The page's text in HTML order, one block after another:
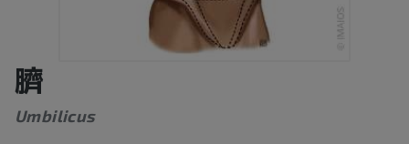
臍
Umbilicus